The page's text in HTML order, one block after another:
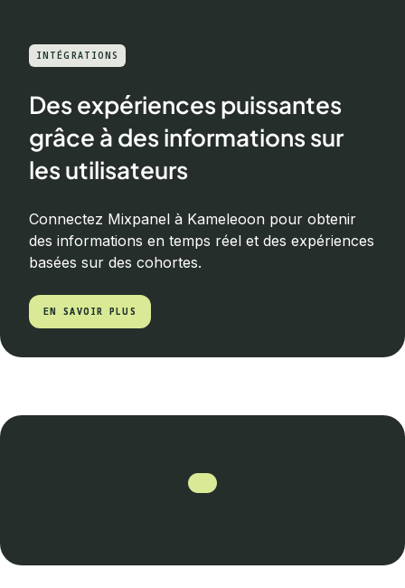
INTÉGRATIONS
Des expériences puissantes
grâce à des informations sur
les utilisateurs
Connectez Mixpanel à Kameleoon pour obtenir
des informations en temps réel et des expériences
basées sur des cohortes.
EN SAVOIR PLUS
EN SAVOIR PLUS